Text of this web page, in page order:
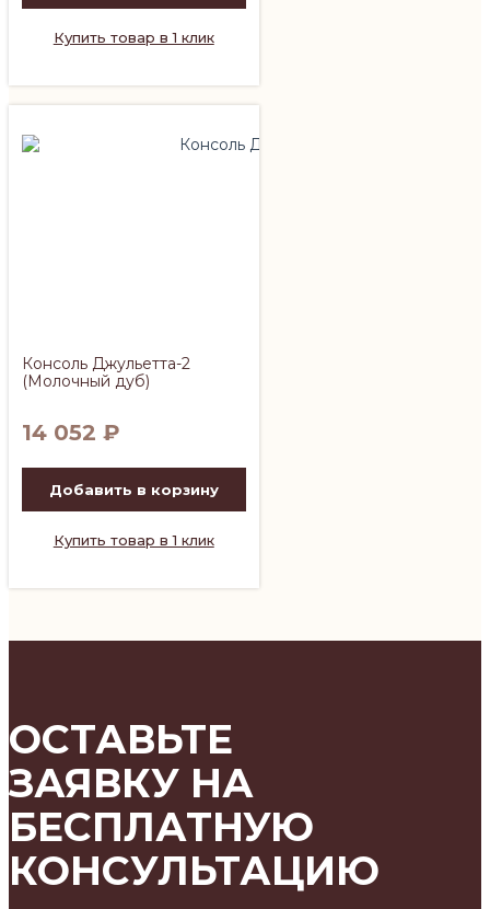
Купить товар в 1 клик
Консоль Джульетта-2
(Молочный дуб)
14 052 ₽
Добавить в корзину
Купить товар в 1 клик
ОСТАВЬТЕ
ЗАЯВКУ НА
БЕСПЛАТНУЮ
КОНСУЛЬТАЦИЮ